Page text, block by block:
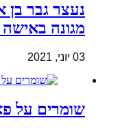
נעצר גבר
מגונה
03 יוני, 2021
שומרים על